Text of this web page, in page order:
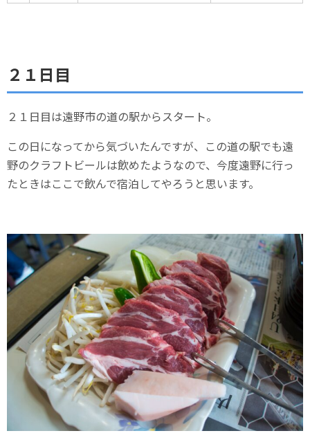
２１日目
２１日目は遠野市の道の駅からスタート。
この日になってから気づいたんですが、この道の駅でも遠
野のクラフトビールは飲めたようなので、今度遠野に行っ
たときはここで飲んで宿泊してやろうと思います。